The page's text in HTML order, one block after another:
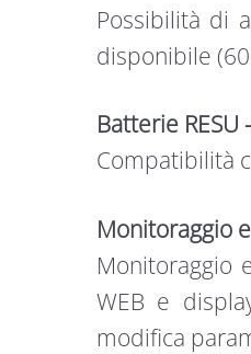
Possibilità di
disponibile
Batterie RESU
Compatibilità
Monitoraggio
Monitoraggio
WEB e
modifica